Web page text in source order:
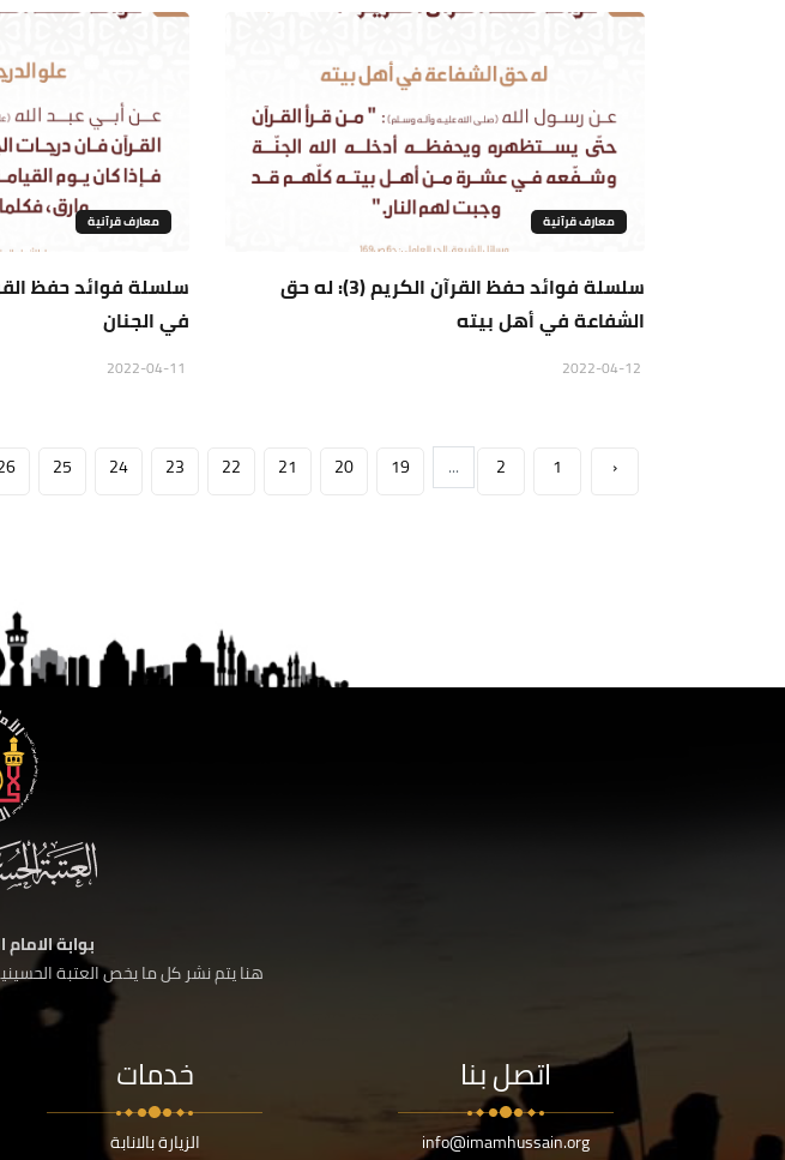
معارف قرآنية
سلسلة فوائد حفظ القرآن الكريم (3): له حق
الشفاعة في أهل بيته
معارف قرآنية
في الجنان
‹
1
2
...
19
20
21
22
23
24
25
بوابة
هنا يتم نشر كل ما يخص العتبة
اتصل بنا
info@imamhussain.org
خدمات
الزيارة بالانابة